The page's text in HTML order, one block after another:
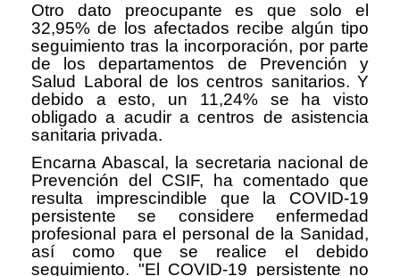
Otro dato preocupante es que solo el
32,95% de los afectados recibe algún tipo
seguimiento tras la incorporación, por parte
de los departamentos de Prevención y
Salud Laboral de los centros sanitarios. Y
debido a esto, un 11,24% se ha visto
obligado a acudir a centros de asistencia
sanitaria privada.
Encarna Abascal, la secretaria nacional de
Prevención del CSIF, ha comentado que
resulta imprescindible que la COVID-19
persistente se considere enfermedad
profesional para el personal de la Sanidad,
así como que se realice el debido
seguimiento. "El COVID-19 persistente no